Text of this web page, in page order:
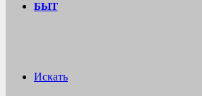
БЫТ
Искать